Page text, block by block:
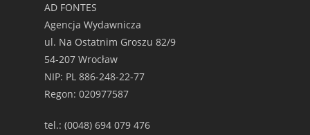
AD FONTES
Agencja Wydawnicza
ul. Na Ostatnim Groszu 82/9
54-207 Wrocław
NIP: PL 886-248-22-77
Regon: 020977587
tel.: (0048) 694 079 476